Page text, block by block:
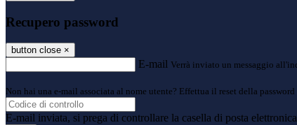
Recupero password
button close ×
E-mail Verrà inviato un messaggio
Non hai una e-mail associata al nome utente? Effettua il reset della
E-mail inviata, si prega di controllare la casella di posta